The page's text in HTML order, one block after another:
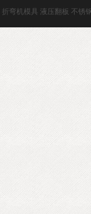
折弯机模具 液压翻板 不锈